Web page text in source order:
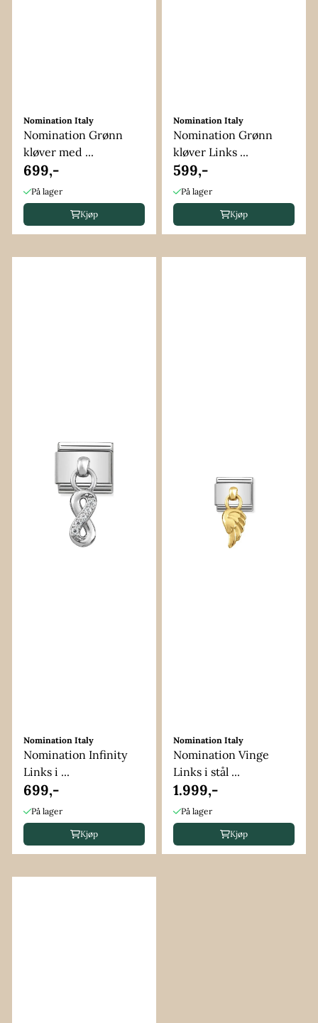
Nomination Italy
Nomination Grønn
kløver med ...
699,-
På lager
Kjøp
Nomination Italy
Nomination Grønn
kløver Links ...
599,-
På lager
Kjøp
Nomination Italy
Nomination Infinity
Links i ...
699,-
På lager
Kjøp
Nomination Italy
Nomination Vinge
Links i stål ...
1.999,-
På lager
Kjøp